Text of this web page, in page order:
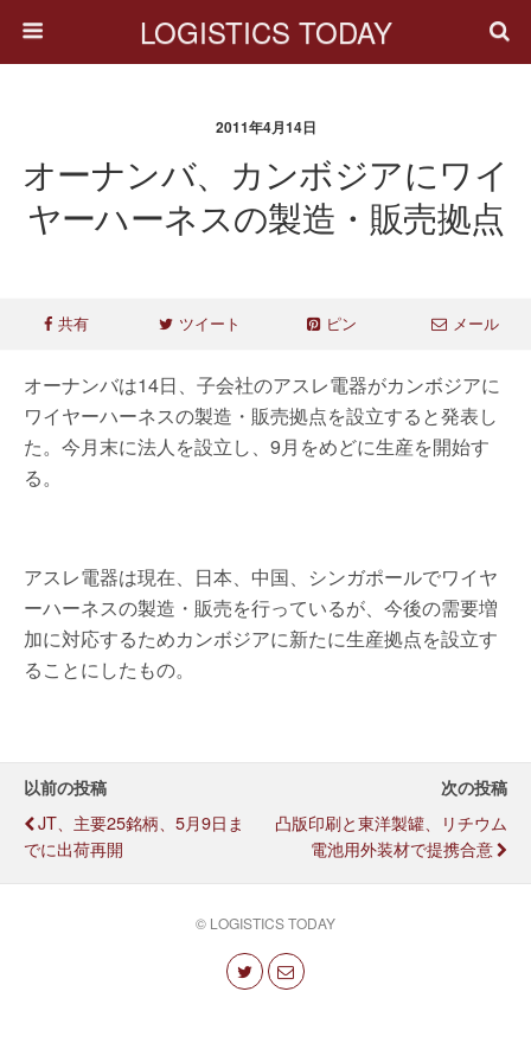
LOGISTICS TODAY
2011年4月14日
オーナンバ、カンボジアにワイ
ヤーハーネスの製造・販売拠点
共有 ツイート ピン メール
オーナンバは14日、子会社のアスレ電器がカンボジアに
ワイヤーハーネスの製造・販売拠点を設立すると発表し
た。今月末に法人を設立し、9月をめどに生産を開始す
る。
アスレ電器は現在、日本、中国、シンガポールでワイヤ
ーハーネスの製造・販売を行っているが、今後の需要増
加に対応するためカンボジアに新たに生産拠点を設立す
ることにしたもの。
以前の投稿
JT、主要25銘柄、5月9日ま
でに出荷再開
次の投稿
凸版印刷と東洋製罐、リチウム
電池用外装材で提携合意
© LOGISTICS TODAY